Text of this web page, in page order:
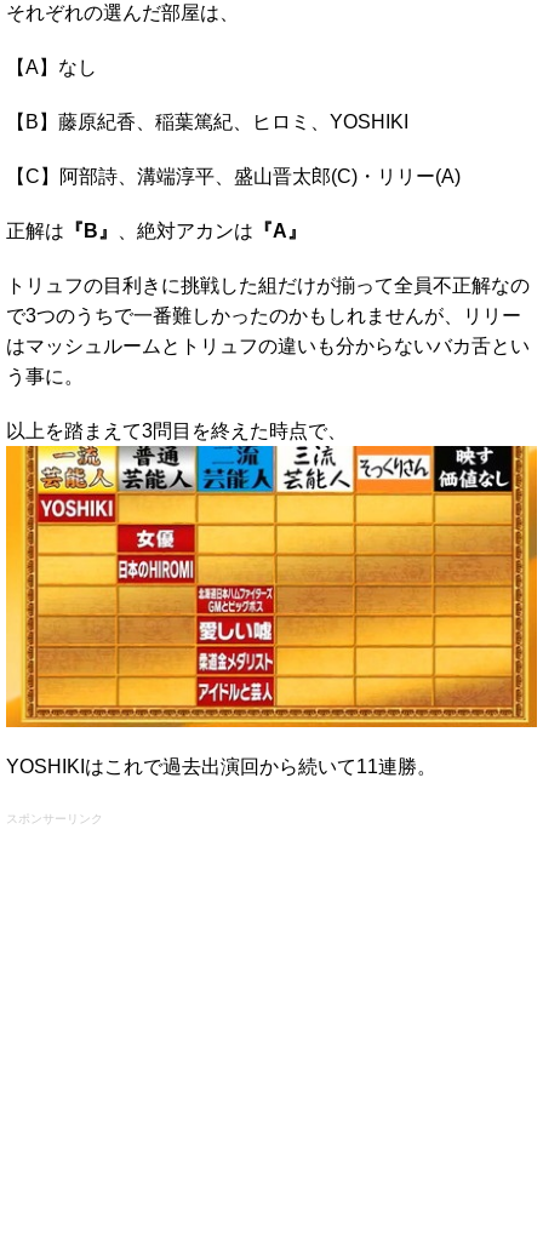
それぞれの選んだ部屋は、
【A】なし
【B】藤原紀香、稲葉篤紀、ヒロミ、YOSHIKI
【C】阿部詩、溝端淳平、盛山晋太郎(C)・リリー(A)
正解は 『B』 、絶対アカンは 『A』
トリュフの目利きに挑戦した組だけが揃って全員不正解なの
で3つのうちで一番難しかったのかもしれませんが、リリー
はマッシュルームとトリュフの違いも分からないバカ舌とい
う事に。
以上を踏まえて3問目を終えた時点で、
YOSHIKIはこれで過去出演回から続いて11連勝。
スポンサーリンク